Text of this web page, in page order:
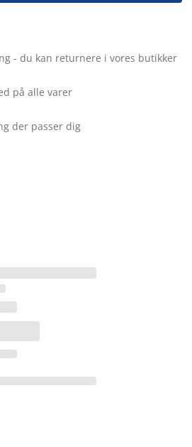
- du kan returnere i vores butikker
på alle varer
der passer dig